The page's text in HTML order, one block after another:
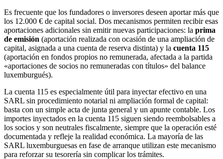
Es frecuente que los fundadores o inversores deseen aportar más que
los 12.000 € de capital social. Dos mecanismos permiten recibir esas
aportaciones adicionales sin emitir nuevas participaciones: la prima
de emisión (aportación realizada con ocasión de una ampliación de
capital, asignada a una cuenta de reserva distinta) y la cuenta 115
(aportación en fondos propios no remunerada, afectada a la partida
«aportaciones de socios no remuneradas con títulos» del balance
luxemburgués).
La cuenta 115 es especialmente útil para inyectar efectivo en una
SARL sin procedimiento notarial ni ampliación formal de capital:
basta con un simple acta de junta general y un apunte contable. Los
importes inyectados en la cuenta 115 siguen siendo reembolsables a
los socios y son neutrales fiscalmente, siempre que la operación esté
documentada y refleje la realidad económica. La mayoría de las
SARL luxemburguesas en fase de arranque utilizan este mecanismo
para reforzar su tesorería sin complicar los trámites.